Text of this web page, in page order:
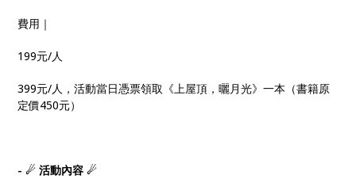
費用｜
199元/人
399元/人，活動當日憑票領取《上屋頂，曬月光》一本（書籍原
定價450元）
- ☄ 活動內容 ☄